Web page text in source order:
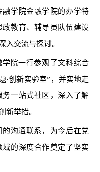
学院金融学院的办学特
教育、辅导员队伍建设
入交流与探讨。
院一行参观了文科综合
·创新实验室”，并实地走
一站式社区，深入了解
新举措。
沟通联系，为今后在党
的深度合作奠定了坚实